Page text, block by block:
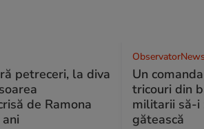
petreceri, la diva
de Ramona
Un
tricouri din
militarii să-i
gătească